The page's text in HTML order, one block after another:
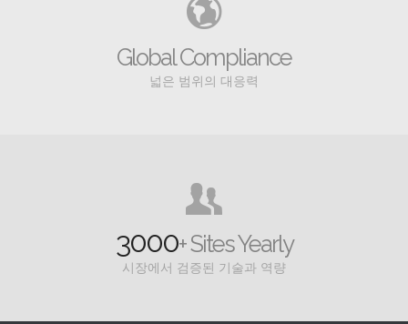
Global Compliance
넓은 범위의 대응력
3000+ Sites Yearly
시장에서 검증된 기술과 역량